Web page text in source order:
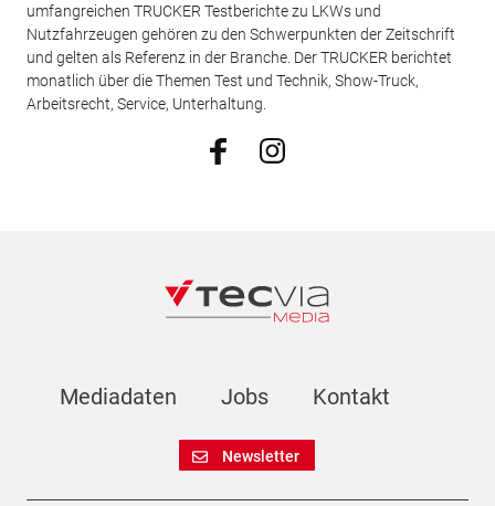
umfangreichen TRUCKER Testberichte zu LKWs und
Nutzfahrzeugen gehören zu den Schwerpunkten der Zeitschrift
und gelten als Referenz in der Branche. Der TRUCKER berichtet
monatlich über die Themen Test und Technik, Show-Truck,
Arbeitsrecht, Service, Unterhaltung.
Mediadaten Jobs Kontakt
Newsletter